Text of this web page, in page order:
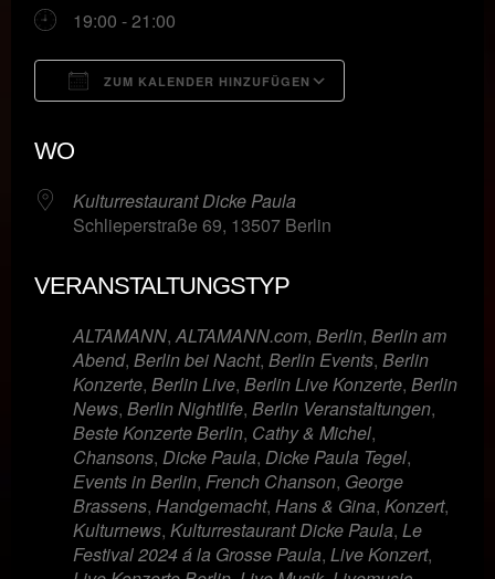
19:00 - 21:00
ZUM KALENDER HINZUFÜGEN
WO
Kulturrestaurant Dicke Paula
Schlieperstraße 69, 13507 Berlin
VERANSTALTUNGSTYP
ALTAMANN,ALTAMANN.com, Berlin, Berlin am
Abend, Berlin bei Nacht, Berlin Events, Berlin
Konzerte, Berlin Live, Berlin Live Konzerte, Berlin
News, Berlin Nightlife, Berlin Veranstaltungen,
Beste Konzerte Berlin, Cathy & Michel,
Chansons, Dicke Paula, Dicke Paula Tegel,
Events in Berlin, French Chanson, George
Brassens, Handgemacht, Hans & Gina, Konzert,
Kulturnews, Kulturrestaurant Dicke Paula, Le
Festival 2024 á la Grosse Paula, Live Konzert,